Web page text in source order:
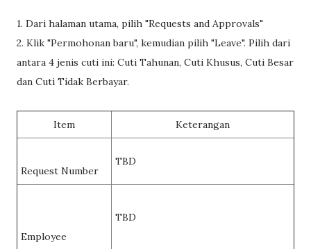
1. Dari halaman utama, pilih "Requests and Approvals"
2. Klik "Permohonan baru", kemudian pilih "Leave". Pilih dari
antara 4 jenis cuti ini: Cuti Tahunan, Cuti Khusus, Cuti Besar
dan Cuti Tidak Berbayar.
Item Keterangan
Request Number
TBD
Employee
TBD